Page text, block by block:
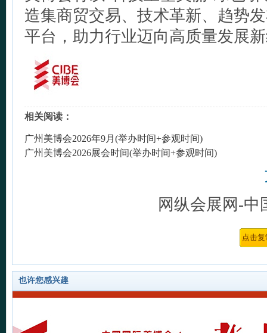
造集商贸交易、技术革新、趋势
平台，助力行业迈向高质量发展
相关阅读：
广州美博会2026年9月(举办时间+参观时间)
广州美博会2026展会时间(举办时间+参观时间)
网纵会展网-中
也许您感兴趣